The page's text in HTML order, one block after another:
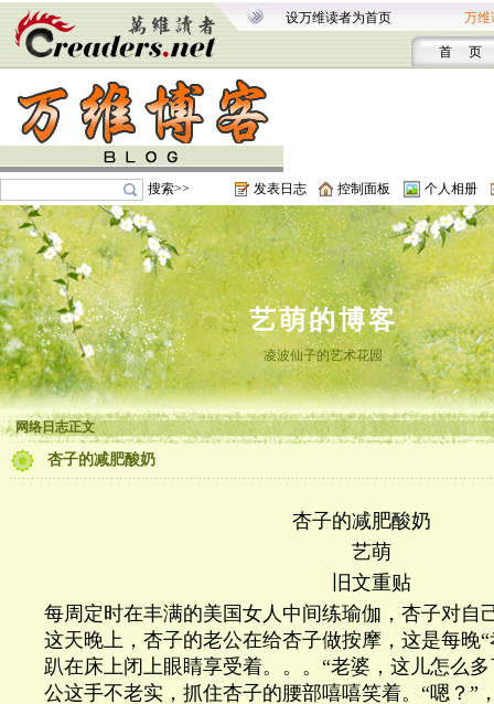
设万维读者为首页 万维
首 页
搜索>> 发表日志 控制面板 个人相册
艺萌的博客
凌波仙子的艺术花园
网络日志正文
杏子的减肥酸奶
杏子的减肥酸奶
艺萌
旧文重贴
每周定时在丰满的美国女人中间练瑜伽，杏子对自
这天晚上，杏子的老公在给杏子做按摩，这是每晚“
趴在床上闭上眼睛享受着。。。 “老婆，这儿怎么
公这手不老实，抓住杏子的腰部嘻嘻笑着。 “嗯？ ”